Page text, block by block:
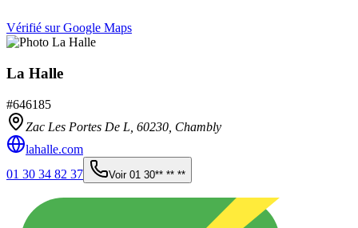
Vérifié sur Google Maps
La Halle
#646185
Zac Les Portes De L, 60230 Chambly
lahalle.com
01 30 34 82 37
Voir 01 30** ** **